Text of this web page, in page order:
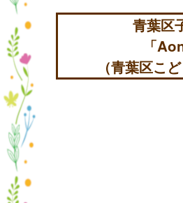
青葉区
「
（青葉区こ